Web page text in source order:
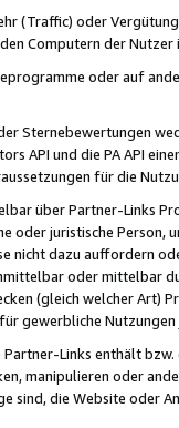
(Traffic) oder
Computern der
oder auf
Sternebewertungen
API und die PA API
für die
über Partner-Links
oder juristische
nicht dazu auffordern
oder mittelbar
(gleich welcher Art)
gewerbliche
Partner-Links enthält
manipulieren oder
sind, die Website oder